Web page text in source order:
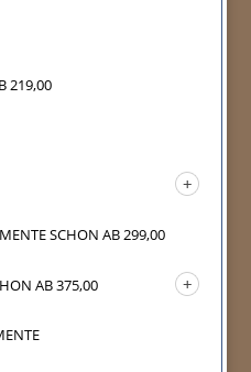
219,00
SCHON AB 299,00
AB 375,00